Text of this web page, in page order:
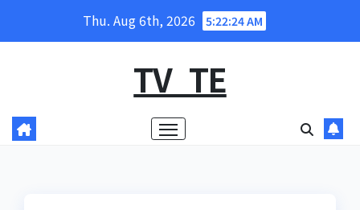
Thu. Aug 6th, 2026 5:22:25 AM
TV_TE